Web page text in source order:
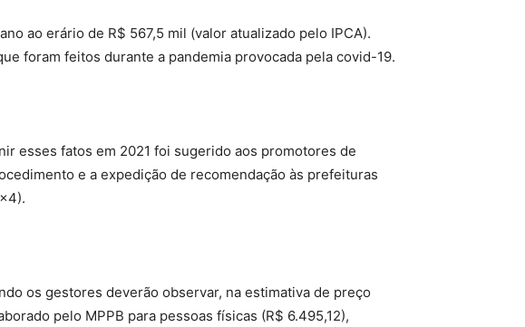
ao erário de R$ 567,5 mil (valor atualizado pelo IPCA).
foram feitos durante a pandemia provocada pela covid-19.
esses fatos em 2021 foi sugerido aos promotores de
e a expedição de recomendação às prefeituras
os gestores deverão observar, na estimativa de preço
pelo MPPB para pessoas físicas (R$ 6.495,12),